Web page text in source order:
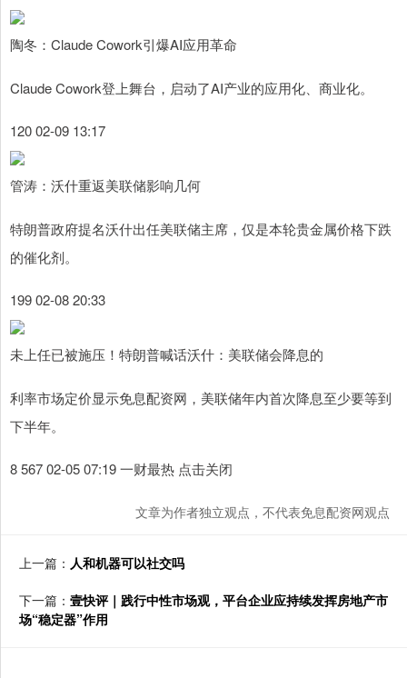
陶冬：Claude Cowork引爆AI应用革命
Claude Cowork登上舞台，启动了AI产业的应用化、商业化。
120 02-09 13:17
管涛：沃什重返美联储影响几何
特朗普政府提名沃什出任美联储主席，仅是本轮贵金属价格下跌
的催化剂。
199 02-08 20:33
未上任已被施压！特朗普喊话沃什：美联储会降息的
利率市场定价显示免息配资网，美联储年内首次降息至少要等到
下半年。
8 567 02-05 07:19 一财最热 点击关闭
文章为作者独立观点，不代表免息配资网观点
上一篇： 人和机器可以社交吗
下一篇： 壹快评｜践行中性市场观，平台企业应持续发挥房地产市
场“稳定器”作用